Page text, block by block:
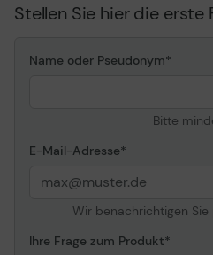
Stellen Sie hier die erste
Name oder Pseudonym
Bitte
E-Mail-Adresse
Wir benachrichtigen
Ihre Frage zum Produkt